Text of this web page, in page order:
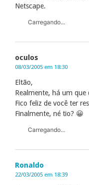
Netscape.
Carregando...
oculos
08/03/2005 em 18:30
Eltão,
Realmente, há um que
Fico feliz de você ter
Finalmente, né tio? 😀
Carregando...
Ronaldo
22/03/2005 em 18:39